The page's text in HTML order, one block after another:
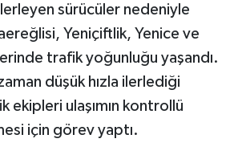
sürücüler nedeniyle
Yeniçiftlik, Yenice ve
trafik yoğunluğu yaşandı.
düşük hızla ilerlediği
ekipleri ulaşımın kontrollü
için görev yaptı.